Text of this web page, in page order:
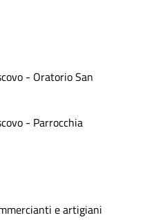
- Oratorio San
- Parrocchia
e artigiani